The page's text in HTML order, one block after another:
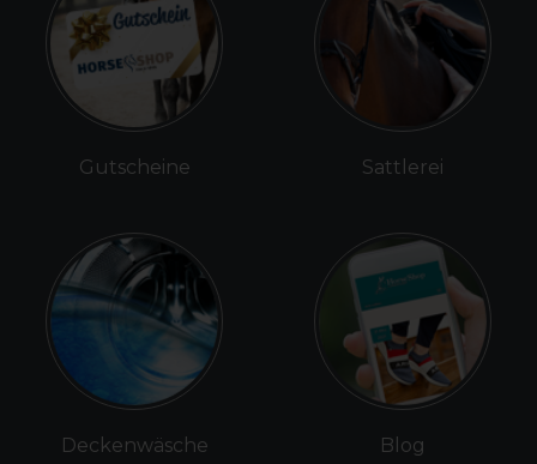
Gutscheine
Deckenwäsche
Sattlerei
Blog